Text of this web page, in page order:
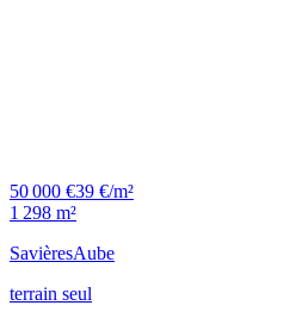
50 000 €39 €/m²
1 298 m²
SavièresAube
terrain seul